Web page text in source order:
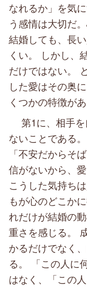
なれるか」を気
う感情は大切だ
結婚しても、長
くい。 しかし、
だけではない。
した愛はその奥
くつかの特徴があ
第1に、相手を
ないことである
「不安だからそ
信がないから、
こうした気持ち
もが心のどこか
れだけが結婚の
重さを感じる。
かるだけでなく
る。 「この人に
はなく、「この